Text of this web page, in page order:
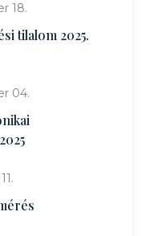
18.
tilalom 2025.
04.